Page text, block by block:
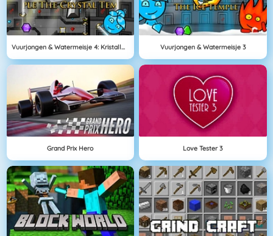
Vuurjongen & Watermeisje 4: Kristallen Tempel Vuurjongen & Watermeisje 3
Grand Prix Hero Love Tester 3